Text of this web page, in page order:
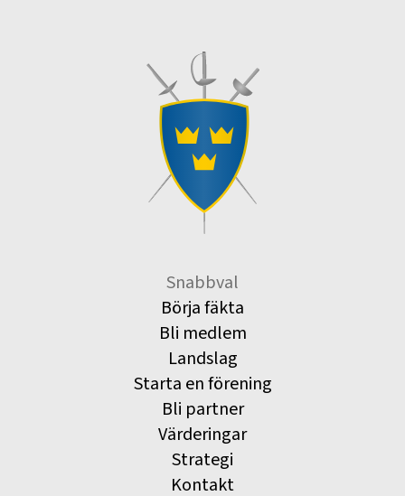
Snabbval
Börja fäkta
Bli medlem
Landslag
Starta en förening
Bli partner
Värderingar
Strategi
Kontakt